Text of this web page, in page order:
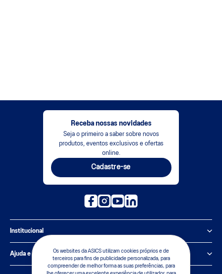
Os websites da ASICS utilizam cookies próprios e de
terceiros para fins de publicidade personalizada, para
compreender de melhor forma as suas preferências, para
Receba nossas novidades
Seja o primeiro a saber sobre novos
produtos, eventos exclusivos e ofertas
online.
Cadastre-se
Institucional
Política de Privacidade
Sobre a ASICS
Ajuda e suporte